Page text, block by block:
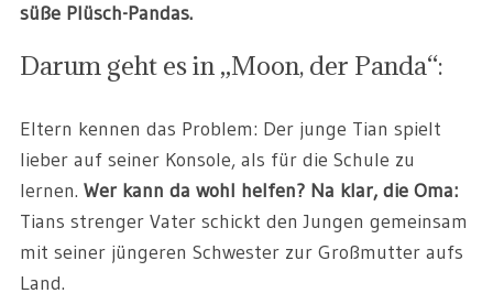
süße Plüsch-Pandas.
Darum geht es in „Moon, der Panda“:
Eltern kennen das Problem: Der junge Tian spielt
lieber auf seiner Konsole, als für die Schule zu
lernen. Wer kann da wohl helfen? Na klar, die Oma:
Tians strenger Vater schickt den Jungen gemeinsam
mit seiner jüngeren Schwester zur Großmutter aufs
Land.